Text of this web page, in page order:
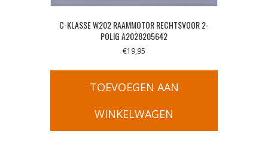
C-KLASSE W202 RAAMMOTOR RECHTSVOOR 2-
POLIG A2028205642
€19,95
TOEVOEGEN AAN
WINKELWAGEN